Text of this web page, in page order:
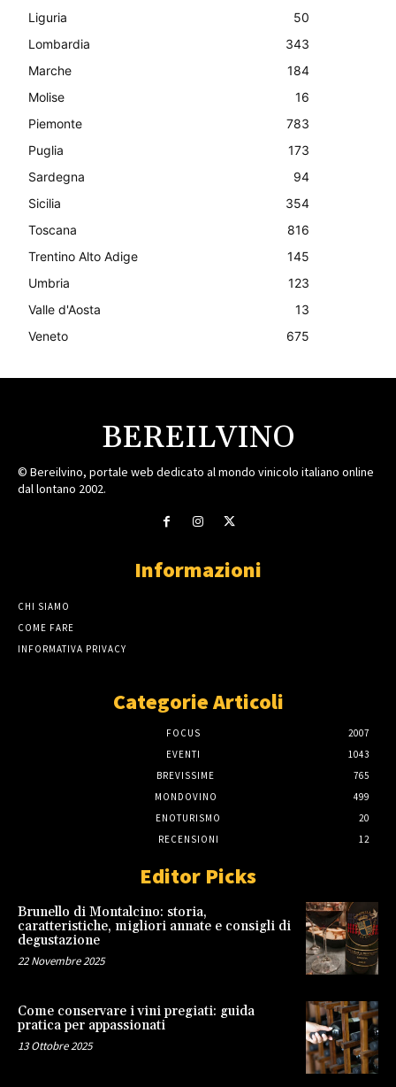
Liguria
50
Lombardia
343
Marche
184
Molise
16
Piemonte
783
Puglia
173
Sardegna
94
Sicilia
354
Toscana
816
Trentino Alto Adige
145
Umbria
123
Valle d'Aosta
13
Veneto
675
BEREILVINO
© Bereilvino, portale web dedicato al mondo vinicolo italiano online
dal lontano 2002.
Informazioni
CHI SIAMO
COME FARE
INFORMATIVA PRIVACY
Categorie Articoli
FOCUS
2007
EVENTI
1043
BREVISSIME
765
MONDOVINO
499
ENOTURISMO
20
RECENSIONI
12
Editor Picks
Brunello di Montalcino: storia,
caratteristiche, migliori annate e consigli di
degustazione
22 Novembre 2025
Come conservare i vini pregiati: guida
pratica per appassionati
13 Ottobre 2025